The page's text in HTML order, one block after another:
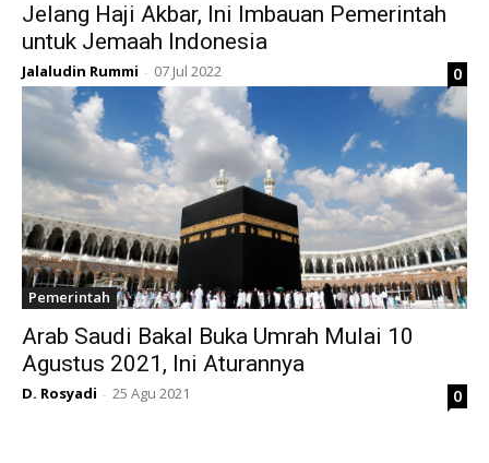
Jelang Haji Akbar, Ini Imbauan Pemerintah
untuk Jemaah Indonesia
Jalaludin Rummi - 07 Jul 2022 0
Pemerintah
Arab Saudi Bakal Buka Umrah Mulai 10
Agustus 2021, Ini Aturannya
D. Rosyadi - 25 Agu 2021 0